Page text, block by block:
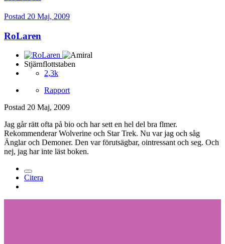
Postad 20 Maj, 2009
RoLaren
Stjärnflottstaben
2,3k
Rapport
Postad 20 Maj, 2009
Jag går rätt ofta på bio och har sett en hel del bra flmer.
Rekommenderar Wolverine och Star Trek. Nu var jag och såg
Änglar och Demoner. Den var förutsägbar, ointressant och seg. Och
nej, jag har inte läst boken.
Citera